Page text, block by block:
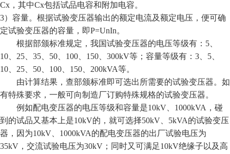
Cx，其中Cx包括试品电容和附加电容。
3）容量。根据试验变压器输出的额定电流及额定电压，便可确
定试验变压器的容量，即P=UnIn。
根据部颁标准规定，我国试验变压器的电压等级有：5、
10、25、35、50、100、150、300kV等；容量等级有：3、5、
10、25、50、100、150、200kVA等。
由计算结果，查部颁标准即可选出所需要的试验变压器。如
有特殊要求，一般可向制造厂订购特殊规格的试验变压器。
例如配电变压器的电压等级和容量是10kV、1000kVA，碰
到的试品又基本上是10kV的，就可选择50kV、5kVA的试验变压
器，因为10kV、1000kVA的配电变压器的出厂试验电压为
35kV，交流试验电压为30kV；同时又可满足10kV绝缘子以及高